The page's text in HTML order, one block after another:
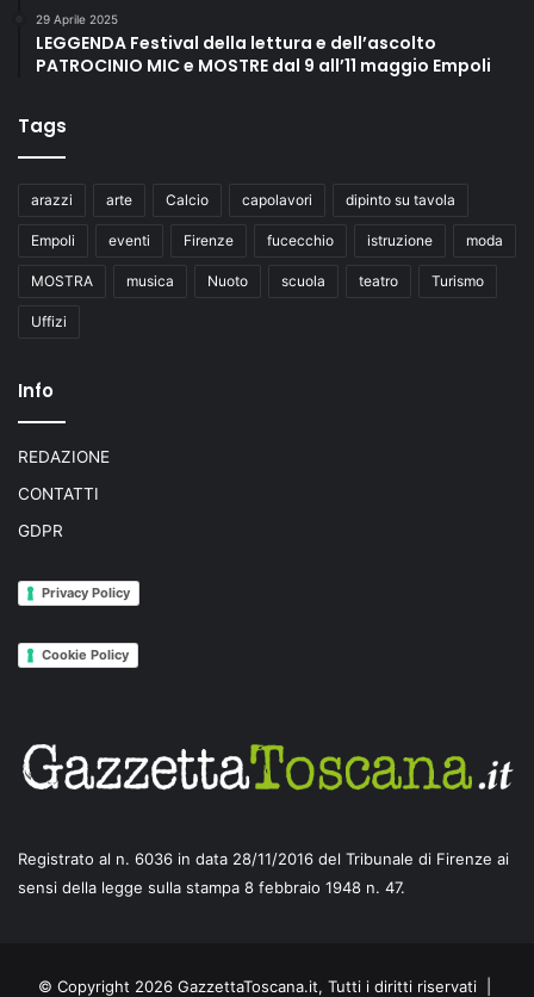
29 Aprile 2025
LEGGENDA Festival della lettura e dell’ascolto
PATROCINIO MIC e MOSTRE dal 9 all’11 maggio Empoli
Tags
arazzi arte Calcio capolavori dipinto su tavola
Empoli eventi Firenze fucecchio istruzione moda
MOSTRA musica Nuoto scuola teatro Turismo
Uffizi
Info
REDAZIONE
CONTATTI
GDPR
Privacy Policy
Cookie Policy
Registrato al n. 6036 in data 28/11/2016 del Tribunale di Firenze ai
sensi della legge sulla stampa 8 febbraio 1948 n. 47.
© Copyright 2026 GazzettaToscana.it, Tutti i diritti riservati |